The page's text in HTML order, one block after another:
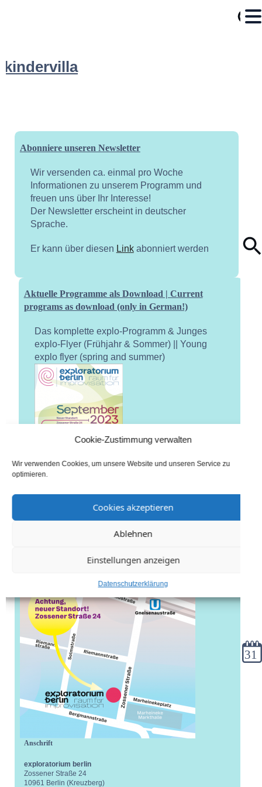
Cookie-Zustimmung verwalten
Wir verwenden Cookies, um unsere Website und unseren Service zu
optimieren.
Cookies akzeptieren
Ablehnen
Einstellungen anzeigen
Datenschutzerklärung
kindervilla
Abonniere unseren Newsletter
Wir versenden ca. einmal pro Woche
Informationen zu unserem Programm und
freuen uns über Ihr Interesse!
Der Newsletter erscheint in deutscher
Sprache.
Er kann über diesen Linkabonniert werden
Aktuelle Programme als Download | Current
programs as download (only in German!)
Das komplette explo-Programm & Junges
explo-Flyer (Frühjahr & Sommer) || Young
explo flyer (spring and summer)
Anschrift
exploratorium berlin
Zossener Straße 24
10961 Berlin (Kreuzberg)